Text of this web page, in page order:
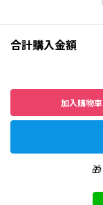
合計購入金額
加入購物車
🎁